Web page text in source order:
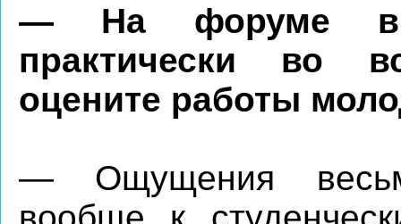
— На форуме вы
практически во
оцените работы
— Ощущения